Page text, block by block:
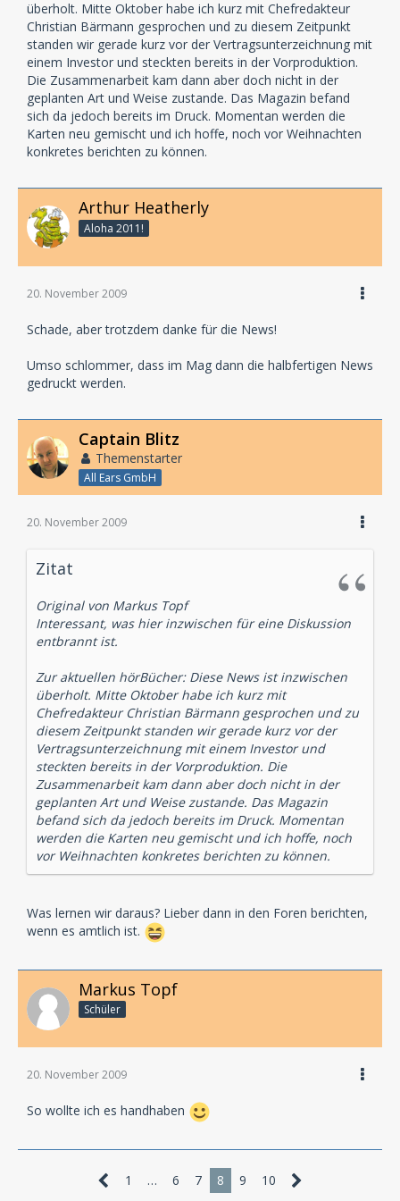
"Freilanzer? Wat'n dat denn?"
überholt. Mitte Oktober habe ich kurz mit Chefredakteur
Christian Bärmann gesprochen und zu diesem Zeitpunkt
standen wir gerade kurz vor der Vertragsunterzeichnung mit
einem Investor und steckten bereits in der Vorproduktion.
Die Zusammenarbeit kam dann aber doch nicht in der
geplanten Art und Weise zustande. Das Magazin befand
sich da jedoch bereits im Druck. Momentan werden die
Karten neu gemischt und ich hoffe, noch vor Weihnachten
konkretes berichten zu können.
Arthur Heatherly
Aloha 2011!
20. November 2009
Schade, aber trotzdem danke für die News!
Umso schlommer, dass im Mag dann die halbfertigen News
gedruckt werden.
Captain Blitz
Themenstarter
All Ears GmbH
20. November 2009
Zitat
Original von Markus Topf
Interessant, was hier inzwischen für eine Diskussion
entbrannt ist.
Zur aktuellen hörBücher: Diese News ist inzwischen
überholt. Mitte Oktober habe ich kurz mit
Chefredakteur Christian Bärmann gesprochen und zu
diesem Zeitpunkt standen wir gerade kurz vor der
Vertragsunterzeichnung mit einem Investor und
steckten bereits in der Vorproduktion. Die
Zusammenarbeit kam dann aber doch nicht in der
geplanten Art und Weise zustande. Das Magazin
befand sich da jedoch bereits im Druck. Momentan
werden die Karten neu gemischt und ich hoffe, noch
vor Weihnachten konkretes berichten zu können.
Was lernen wir daraus? Lieber dann in den Foren berichten,
wenn es amtlich ist.
Markus Topf
Schüler
20. November 2009
So wollte ich es handhaben
1 … 6 7 8 9 10